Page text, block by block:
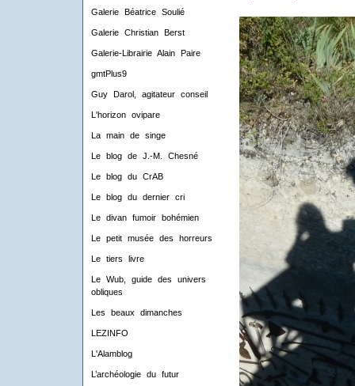
Galerie Béatrice Soulié
Galerie Christian Berst
Galerie-Librairie Alain Paire
gmtPlus9
Guy Darol, agitateur conseil
L'horizon ovipare
La main de singe
Le blog de J.-M. Chesné
Le blog du CrAB
Le blog du dernier cri
Le divan fumoir bohémien
Le petit musée des horreurs
Le tiers livre
Le Wub, guide des univers
obliques
Les beaux dimanches
LEZINFO
L'Alamblog
L’archéologie du futur